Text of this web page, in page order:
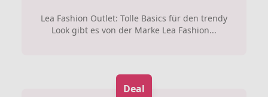
Lea Fashion Outlet: Tolle Basics für den trendy
Look gibt es von der Marke Lea Fashion...
Deal